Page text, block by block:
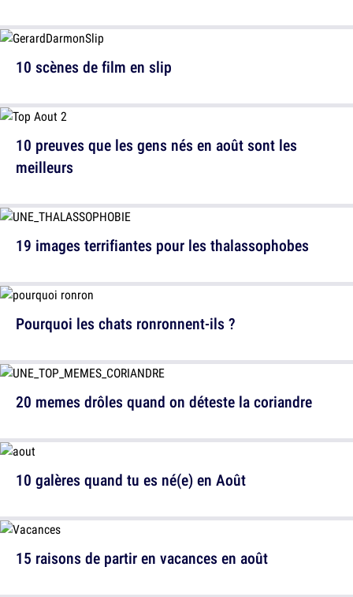
10 preuves que les gens nés en août sont les
meilleurs
Pourquoi les chats ronronnent-ils ?
10 galères quand tu es né(e) en Août
10 scènes de film en slip
19 images terrifiantes pour les thalassophobes
20 memes drôles quand on déteste la coriandre
15 raisons de partir en vacances en août